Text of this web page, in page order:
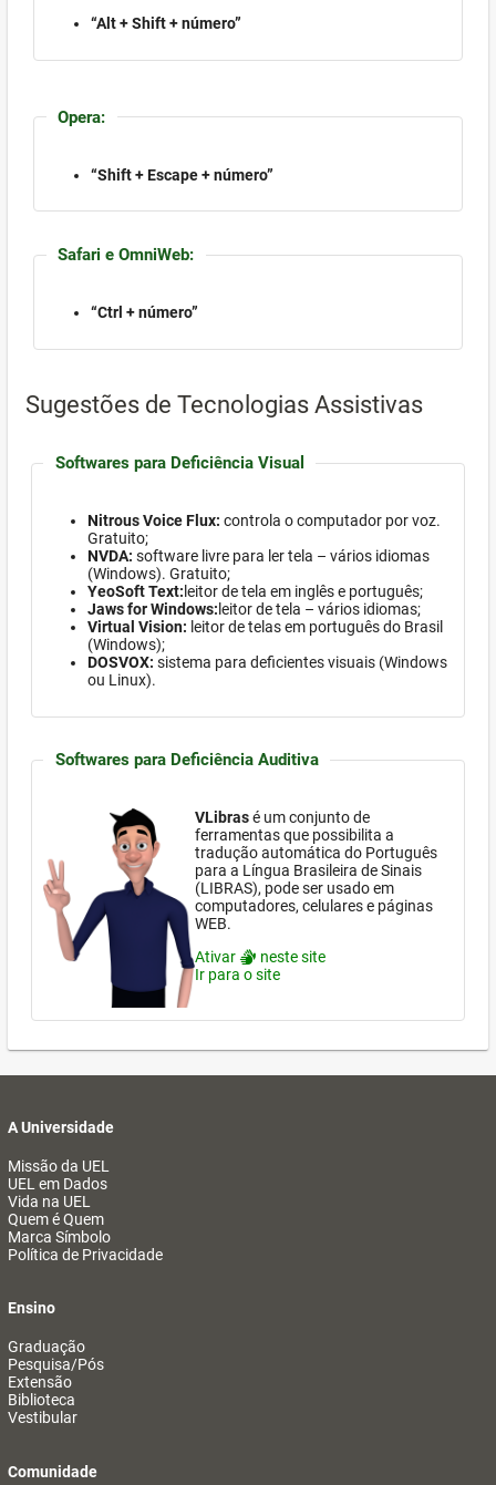
“Alt + Shift + número”
Opera:
“Shift + Escape + número”
Safari e OmniWeb:
“Ctrl + número”
Sugestões de Tecnologias Assistivas
Softwares para Deficiência Visual
Nitrous Voice Flux: controla o computador por voz.
Gratuito;
NVDA: software livre para ler tela – vários idiomas
(Windows). Gratuito;
YeoSoft Text: leitor de tela em inglês e português;
Jaws for Windows: leitor de tela – vários idiomas;
Virtual Vision: leitor de telas em português do Brasil
(Windows);
DOSVOX: sistema para deficientes visuais (Windows
ou Linux).
Softwares para Deficiência Auditiva
VLibrasé um conjunto de
ferramentas que possibilita a
tradução automática do Português
para a Língua Brasileira de Sinais
(LIBRAS), pode ser usado em
computadores, celulares e páginas
WEB.
Ativar
neste site
Ir para o site
A Universidade
Missão da UEL
UEL em Dados
Vida na UEL
Quem é Quem
Marca Símbolo
Política de Privacidade
Ensino
Graduação
Pesquisa/Pós
Extensão
Biblioteca
Vestibular
Comunidade